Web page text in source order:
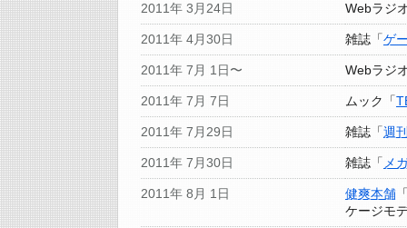
2011年 3月24日 Webラジ
2011年 4月30日 雑誌「ゲ
2011年 7月 1日〜 Webラジ
2011年 7月 7日 ムック「
2011年 7月29日 雑誌「週
2011年 7月30日 雑誌「 メ
2011年 8月 1日 健爽本舗
ケージモ